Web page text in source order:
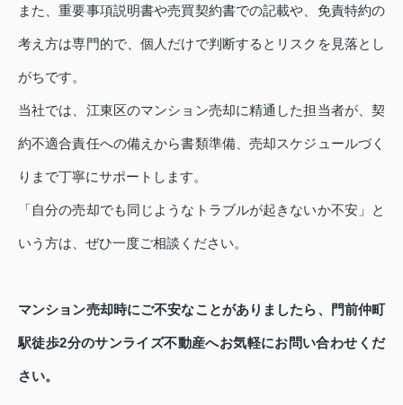
また、重要事項説明書や売買契約書での記載や、免責特約の
考え方は専門的で、個人だけで判断するとリスクを見落とし
がちです。
当社では、江東区のマンション売却に精通した担当者が、契
約不適合責任への備えから書類準備、売却スケジュールづく
りまで丁寧にサポートします。
「自分の売却でも同じようなトラブルが起きないか不安」と
いう方は、ぜひ一度ご相談ください。
マンション売却時にご不安なことがありましたら、門前仲町
駅徒歩2分のサンライズ不動産へお気軽にお問い合わせくだ
さい。